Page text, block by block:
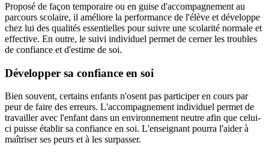
Proposé de façon temporaire ou en guise d'accompagnement au
parcours scolaire, il améliore la performance de l'élève et développe
chez lui des qualités essentielles pour suivre une scolarité normale et
effective. En outre, le suivi individuel permet de cerner les troubles
de confiance et d'estime de soi.
Développer sa confiance en soi
Bien souvent, certains enfants n'osent pas participer en cours par
peur de faire des erreurs. L'accompagnement individuel permet de
travailler avec l'enfant dans un environnement neutre afin que celui-
ci puisse établir sa confiance en soi. L'enseignant pourra l'aider à
maîtriser ses peurs et à les surpasser.